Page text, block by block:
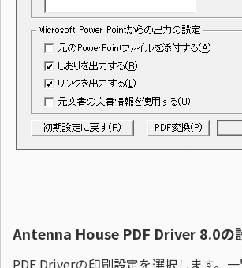
Antenna House PDF Driver 8.0の
PDF Driverの印刷設定を選択します。